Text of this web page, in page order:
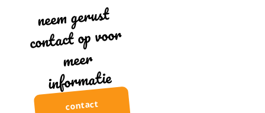
neem gerust
contact op voor
meer
informatie
contact